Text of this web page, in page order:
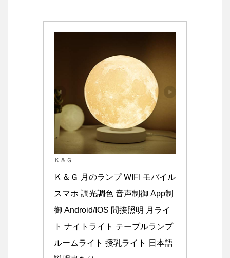
Ｋ＆Ｇ
Ｋ＆Ｇ 月のランプ WIFI モバイル
スマホ 調光調色 音声制御 App制
御 Android/IOS 間接照明 月ライ
ト ナイトライト テーブルランプ
ルームライト 授乳ライト 日本語